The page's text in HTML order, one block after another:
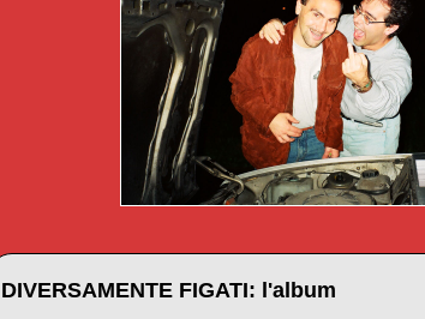
DIVERSAMENTE FIGATI: l'album